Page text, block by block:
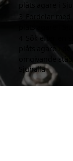
Sök efter en
plåtslagare i de
omgivande
Sjuhalla